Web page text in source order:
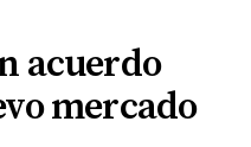
acuerdo
mercado